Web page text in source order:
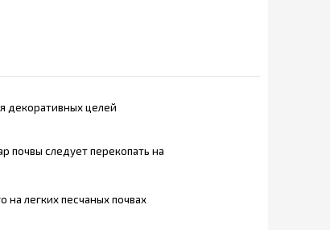
декоративных целей
почвы следует перекопать на
на легких песчаных почвах